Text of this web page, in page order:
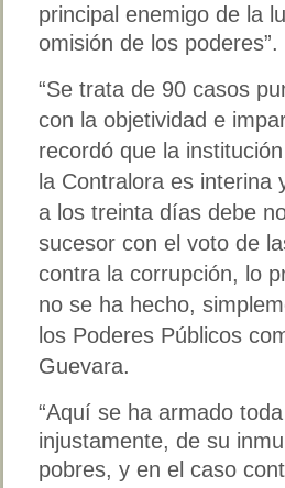
principal enemigo de la
omisión de los poderes”.
“Se trata de 90 casos
con la objetividad e
recordó que la
la Contralora es interina
a los treinta días debe
sucesor con el voto de
contra la corrupción, lo
no se ha hecho,
los Poderes Públicos
Guevara.
“Aquí se ha armado
injustamente, de su
pobres, y en el caso